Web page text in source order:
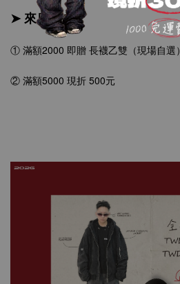
➤ 來店添衣
① 滿額2000 即贈 長襪乙雙（現場自選）
② 滿額5000 現折 500元